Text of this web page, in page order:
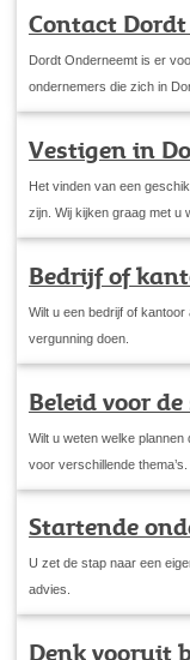
Contact
Dordt Onderneemt is er
ondernemers die zich in
Vestigen in
Het vinden van een
zijn. Wij kijken graag met u
Bedrijf of
Wilt u een bedrijf of
vergunning doen.
Beleid voor
Wilt u weten welke
voor verschillende thema’s.
Startende
U zet de stap naar een
advies.
Denk vooruit